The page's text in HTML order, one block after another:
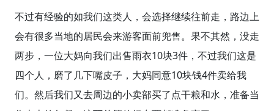
不过有经验的如我们这类人，会选择继续往前走，路边上
会有很多当地的居民会来游客面前兜售。果不其然，没走
两步，一位大妈向我们出售雨衣10块3件，不过我们这是
四个人，磨了几下嘴皮子，大妈同意10块钱4件卖给我
们。然后我们又去周边的小卖部买了点干粮和水，准备当